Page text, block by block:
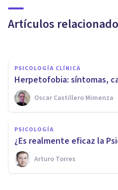
Artículos
tratamiento
PSICOLOGÍA CLÍNICA
Herpetofobia: síntomas,
Oscar Castillero Mimenza
PSICOLOGÍA
¿Es realmente eficaz la
Arturo Torres
PSICOLOGÍA CLÍNICA
Hiperestesia:
síntomas,
​julia Uliaque Moll